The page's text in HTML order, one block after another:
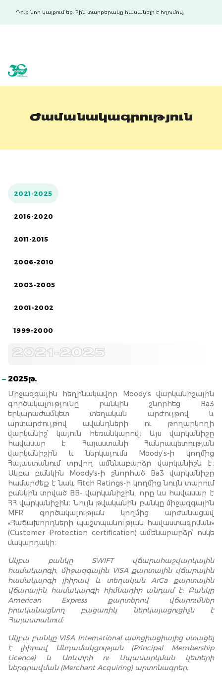
Դուք նոր կայքում եք: Հին տարբերակը հասանելի է հղումով:
Ժամանակագրություն
2021-2025
2016-2020
2011-2015
2006-2010
2003-2005
2001-2002
1999-2000
2021-2025
2025թ.
Միջազգային հեղինակավոր Moody’s վարկանիշային
գործակալությունը բանկին շնորհեց Ba3
երկարաժամկետ տեղական արժույթով և
արտարժույթով ավանդների ու թողարկողի
վարկանիշ՝ կայուն հեռանկարով։ Այս վարկանիշը
հավասար է Հայաստանի Հանրապետության
վարկանիշին և ներկայումս Moody’s-ի կողմից
Հայաստանում տրվող ամենաբարձր վարկանիշն է։
Ակբա բանկին Moody’s-ի շնորհած Ba3 վարկանիշը
համարժեք է նաև Fitch Ratings-ի կողմից նույն տարում
բանկին տրված BB- վարկանիշին, որը ևս հավասար է
ՀՀ վարկանիշին։ Նույն թվականին բանկը միջազգային
MFR գործակալության կողմից արժանացավ
«Հաճախորդների պաշտպանության հավաստագրման»
(Customer Protection certification) ամենաբարձր՝ ոսկե
մակարդակի։
Ակբա բանկը SWIFT վճարահաշվարկային
համակարգի, միջազգային VISA քարտային վճարային
համակարգի լիիրավ և տեղական ArCa քարտային
վճարային համակարգի հիմնադիր անդամ է: Բանկը
American Express քարտերով վճարումներ
իրականացնող բացառիկ ներկայացուցիչն է
Հայաստանում:
Ակբա բանկը VISA International ասոցիացիայից ստացել
է լիիրավ Անդամակցության (Principal Membership
Licence) և Առևտրի ու Սպասարկման կետերի
ներգրավման (Merchant Acquiring) արտոնագրեր: